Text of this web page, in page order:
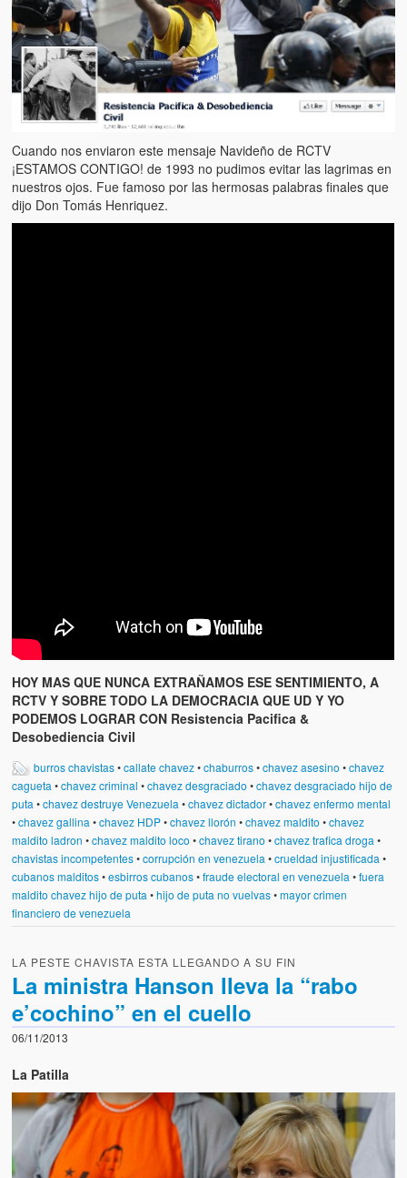
Cuando nos enviaron este mensaje Navideño de RCTV
¡ESTAMOS CONTIGO! de 1993 no pudimos evitar las lagrimas en
nuestros ojos. Fue famoso por las hermosas palabras finales que
dijo Don Tomás Henriquez.
HOY MAS QUE NUNCA EXTRAÑAMOS ESE SENTIMIENTO, A
RCTV Y SOBRE TODO LA DEMOCRACIA QUE UD Y YO
PODEMOS LOGRAR CON Resistencia Pacifica &
Desobediencia Civil
burros chavistas•callate chavez•chaburros•chavez asesino •chavez
cagueta •chavez criminal •chavez desgraciado •chavez desgraciado hijo de
puta •chavez destruye Venezuela •chavez dictador•chavez enfermo mental
•chavez gallina •chavez HDP•chavez llorón •chavez maldito •chavez
maldito ladron •chavez maldito loco •chavez tirano •chavez trafica droga •
chavistas incompetentes•corrupción en venezuela •crueldad injustificada •
cubanos malditos•esbirros cubanos•fraude electoral en venezuela •fuera
maldito chavez hijo de puta •hijo de puta no vuelvas•mayor crimen
financiero de venezuela
LA PESTE CHAVISTA ESTA LLEGANDO A SU FIN
La ministra Hanson lleva la “rabo
e’cochino” en el cuello
06/11/2013
La Patilla